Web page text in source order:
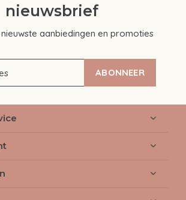
nieuwsbrief
aanbiedingen en promoties
ABONNEER